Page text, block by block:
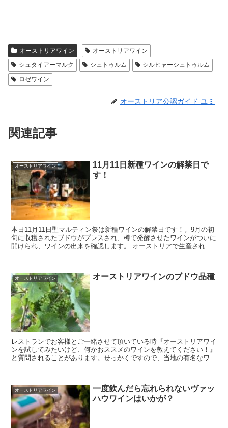
オーストリアワイン
オーストリアワイン
シュタイアーマルク
シュトゥルム
シルヒャーシュトゥルム
ロゼワイン
オーストリア公認ガイド ユミ
関連記事
オーストリアワイン
11月11日新種ワインの解禁日で
す！
本日11月11日聖マルティン祭は新種ワインの解禁日です！。9月の初
旬に収穫されたブドウがプレスされ、樽で発酵させたワインがついに
開けられ、ワインの出来を確認します。 オーストリアで生産された
オーストリアワイン オーストリアワインのブドウ品種
レストランでお客様とご一緒させて頂いている時『オーストリアワイ
ンを試してみたいけど、何かおススメのワインを教えてください！』
と質問されることがあります。せっかくですので、当地の有名なワイ
オーストリアワイン
一度飲んだら忘れられないヴァッ
ハウワインはいかが？